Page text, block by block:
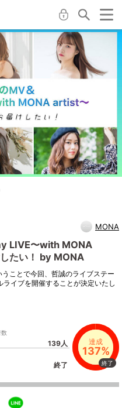
MONA
LIVE〜with MONA
たい！ by MONA
ことで今回、哲誠のライブステー
イブを開催することが決定いたし
数
139人
終了
達成
137%
終了